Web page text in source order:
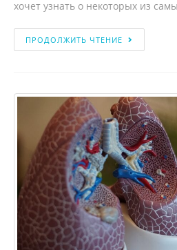
хочет узнать о некоторых из
ПРОДОЛЖИТЬ ЧТЕНИЕ